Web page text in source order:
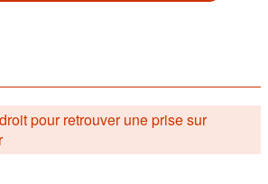
pour retrouver une prise sur